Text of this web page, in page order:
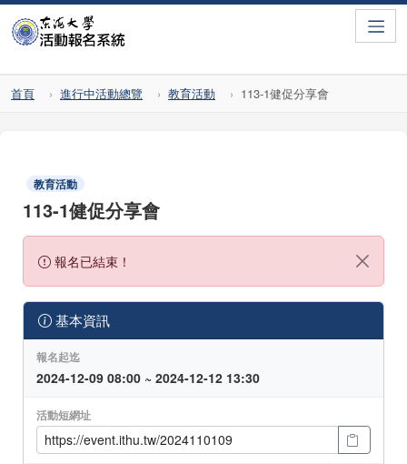
首頁 進行中活動總覽 教育活動 113-1健促分享會
教育活動
113-1健促分享會
報名已結束！
基本資訊
報名起迄
2024-12-09 08:00 ~ 2024-12-12 13:30
活動短網址